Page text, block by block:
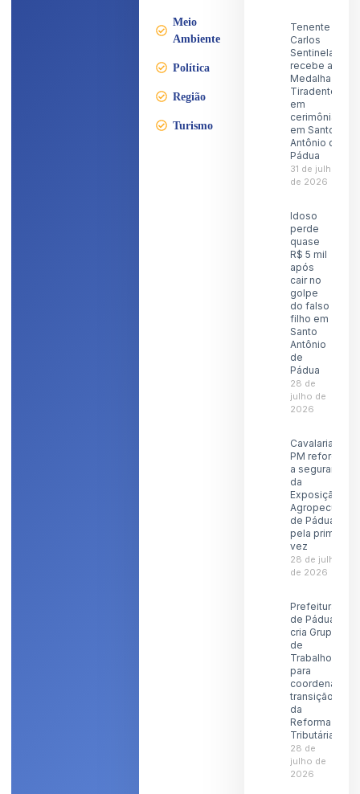
Meio
Ambiente
Política
Região
Turismo
Tenente
Carlos
Sentinela
recebe a
Medalha
Tiradentes
em
cerimônia
em Santo
Antônio de
Pádua
31 de julho
de 2026
Idoso
perde
quase
R$ 5 mil
após
cair no
golpe
do falso
filho em
Santo
Antônio
de
Pádua
28 de
julho de
2026
Cavalaria da
PM reforçará
a segurança
da
Exposição
Agropecuária
de Pádua
pela primeira
vez
28 de julho
de 2026
Prefeitura
de Pádua
cria Grupo
de
Trabalho
para
coordenar
transição
da
Reforma
Tributária
28 de
julho de
2026